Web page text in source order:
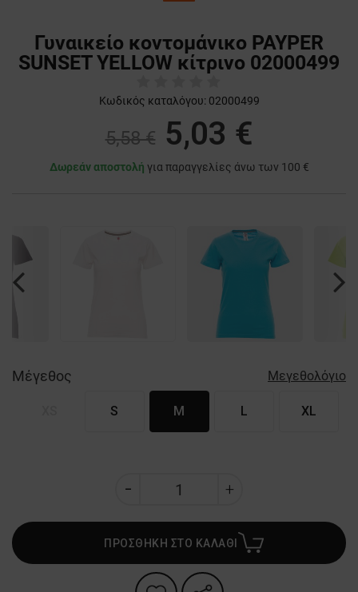
Γυναικείο κοντομάνικο PAYPER
SUNSET YELLOW κίτρινο 02000499
Κωδικός καταλόγου: 02000499
5,58 € 5,03 €
Δωρεάν αποστολή για παραγγελίες άνω των 100 €
Μέγεθος Μεγεθολόγιο
S M L XL
ΠΡΟΣΘΗΚΗ ΣΤΟ ΚΑΛΑΘΙ